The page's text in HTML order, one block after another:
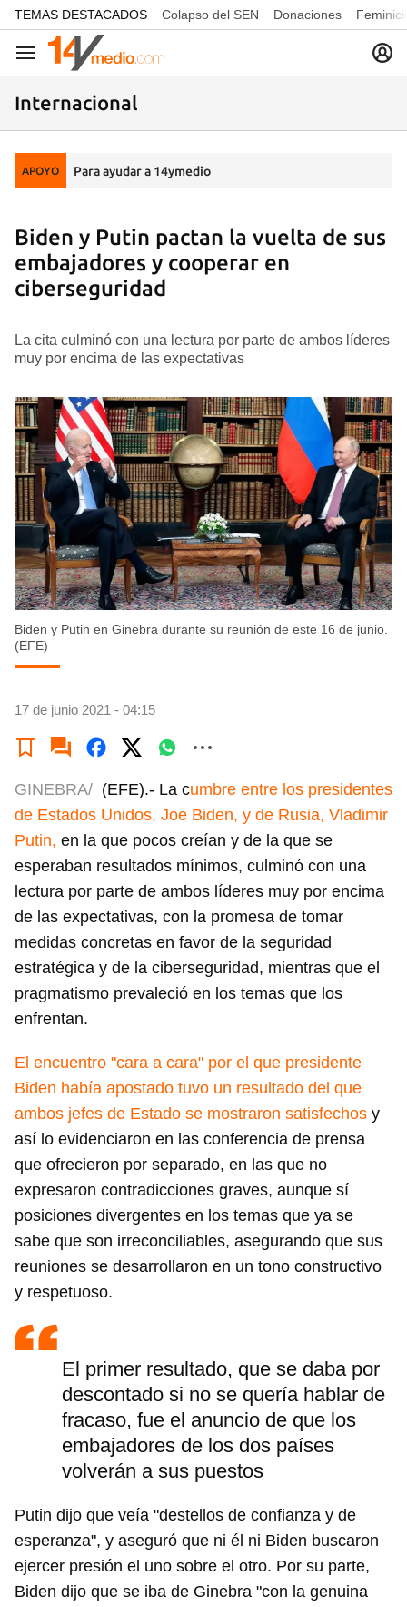
common.go-to-content
TEMAS DESTACADOS Colapso del SEN Donaciones
Navegación
Internacional
APOYO Para ayudar a 14ymedio
Biden y Putin pactan la vuelta de sus
embajadores y cooperar en
ciberseguridad
La cita culminó con una lectura por parte de ambos líderes
muy por encima de las expectativas
Biden y Putin en Ginebra durante su reunión de este 16 de junio.
(EFE)
17 de junio 2021 - 04:15
GINEBRA/ (EFE).- La cumbre entre los presidentes
de Estados Unidos, Joe Biden, y de Rusia, Vladimir
Putin, en la que pocos creían y de la que se
esperaban resultados mínimos, culminó con una
lectura por parte de ambos líderes muy por encima
de las expectativas, con la promesa de tomar
medidas concretas en favor de la seguridad
estratégica y de la ciberseguridad, mientras que el
pragmatismo prevaleció en los temas que los
enfrentan.
El encuentro "cara a cara" por el que presidente
Biden había apostado tuvo un resultado del que
ambos jefes de Estado se mostraron satisfechos y
así lo evidenciaron en las conferencia de prensa
que ofrecieron por separado, en las que no
expresaron contradicciones graves, aunque sí
posiciones divergentes en los temas que ya se
sabe que son irreconciliables, asegurando que sus
reuniones se desarrollaron en un tono constructivo
y respetuoso.
El primer resultado, que se daba por
descontado si no se quería hablar de
fracaso, fue el anuncio de que los
embajadores de los dos países
volverán a sus puestos
Putin dijo que veía "destellos de confianza y de
esperanza", y aseguró que ni él ni Biden buscaron
ejercer presión el uno sobre el otro. Por su parte,
Biden dijo que se iba de Ginebra "con la genuina